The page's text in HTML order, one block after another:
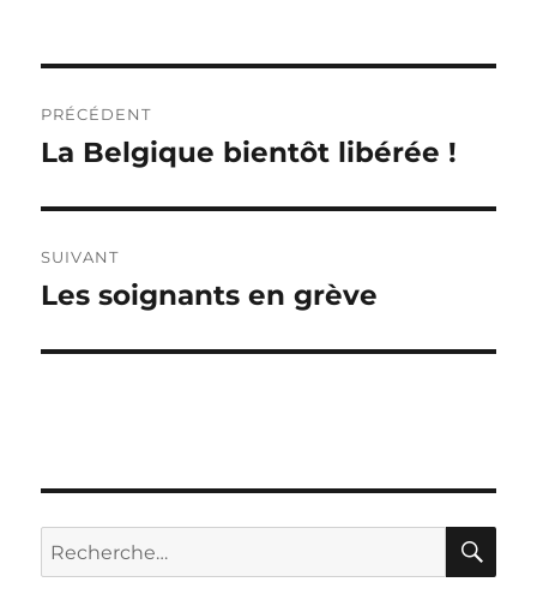
de
PRÉCÉDENT
Publication
La Belgique bientôt libérée !
SUIVANT
Publication
Les soignants en grève
Recherche
pour :